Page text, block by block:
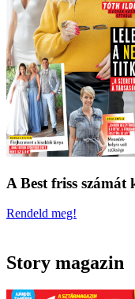
A Best friss számát
Rendeld meg!
Story magazin